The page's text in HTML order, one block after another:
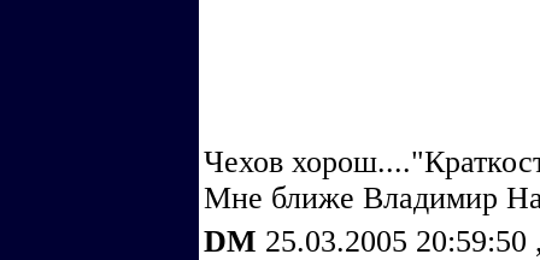
Чехов
Мне ближе Владимир
DM 25.03.2005 20:59:50